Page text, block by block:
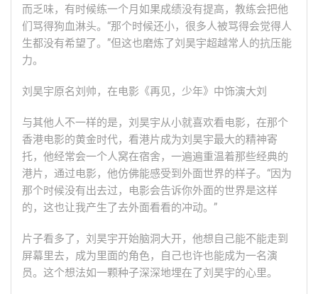
而乏味，有时候练一个月如果成绩没有提高，教练会把他
们骂得狗血淋头。“那个时候还小，很多人被骂得会觉得人
生都没有希望了。”但这也磨炼了刘昊宇超越常人的抗压能
力。
刘昊宇原名刘帅，在电影《再见，少年》中饰演大刘
与其他人不一样的是，刘昊宇从小就喜欢看电影，在那个
香港电影的黄金时代，看港片成为刘昊宇最大的精神寄
托，他经常会一个人窝在宿舍，一遍遍重温着那些经典的
港片，通过电影，他仿佛能感受到外面世界的样子。“因为
那个时候没有出去过，电影会告诉你外面的世界是这样
的，这也让我产生了去外面看看的冲动。”
片子看多了，刘昊宇开始脑洞大开，他想自己能不能走到
屏幕里去，成为里面的角色，自己也许也能成为一名演
员。这个想法如一颗种子深深地埋在了刘昊宇的心里。